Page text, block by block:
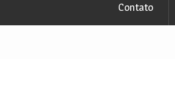
Contato